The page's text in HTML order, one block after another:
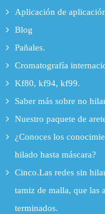
Aplicación de
Blog
Pañales.
Cromatografía
Kf80, kf94, kf99.
Saber más sobre no
Nuestro paquete de
¿Conoces los
hilado hasta máscara?
Cinco.Las redes sin
tamiz de malla, que las
terminados.